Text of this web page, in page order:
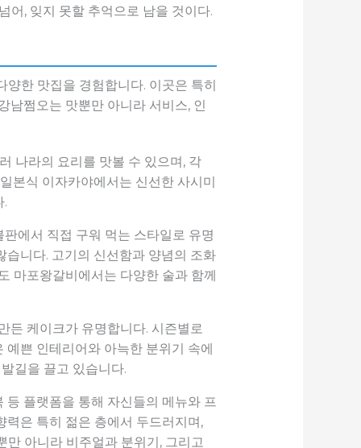
어, 잊지 못할 추억으로 남을 것이다.
한 맛집을 경험합니다. 이곳은 특히
남쩜오는 맛뿐만 아니라 서비스, 인
나라의 요리를 맛볼 수 있으며, 각
본식 이자카야에서는 신선한 사시미
.
에서 직접 구워 먹는 스타일로 유명
니다. 고기의 신선함과 양념의 조화
마포왕갈비에서는 다양한 술과 함께
든 케이크가 유명합니다. 시즌별로
쁜 인테리어와 아늑한 분위기 속에
길을 끌고 있습니다.
플랫폼을 통해 자신들의 메뉴와 프
은 특히 젊은 층에서 두드러지며,
아니라 비주얼과 분위기, 그리고